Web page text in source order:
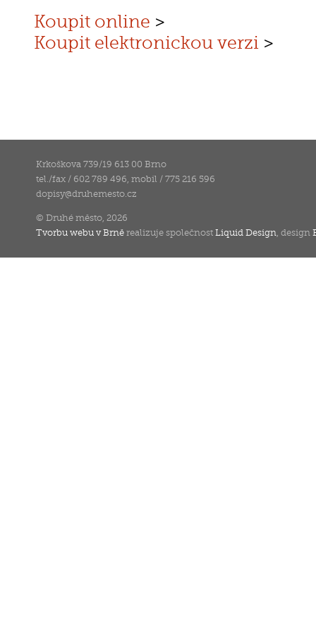
Koupit online >
Koupit elektronickou verzi >
Krkoškova 739/19 613 00 Brno
tel./fax / 602 789 496, mobil / 775 216 596
dopisy@druhemesto.cz
© Druhé město, 2026
Tvorbu webu v Brně realizuje společnostLiquid Design , design